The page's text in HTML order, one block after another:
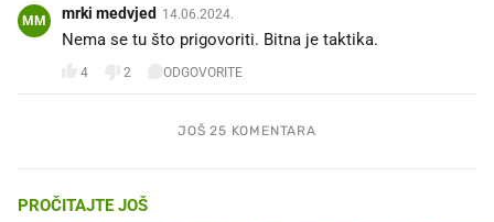
MM mrki medvjed 14.06.2024.
Nema se tu što prigovoriti. Bitna je taktika.
4 2 ODGOVORITE
JOŠ 25 KOMENTARA
PROČITAJTE JOŠ